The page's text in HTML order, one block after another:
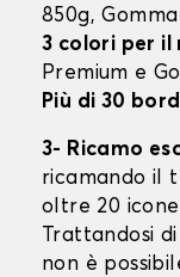
850g, Gomma
3 colori per il
Premium e
Più di 30
3- Ricamo
ricamando il
oltre 20
Trattandosi
non è